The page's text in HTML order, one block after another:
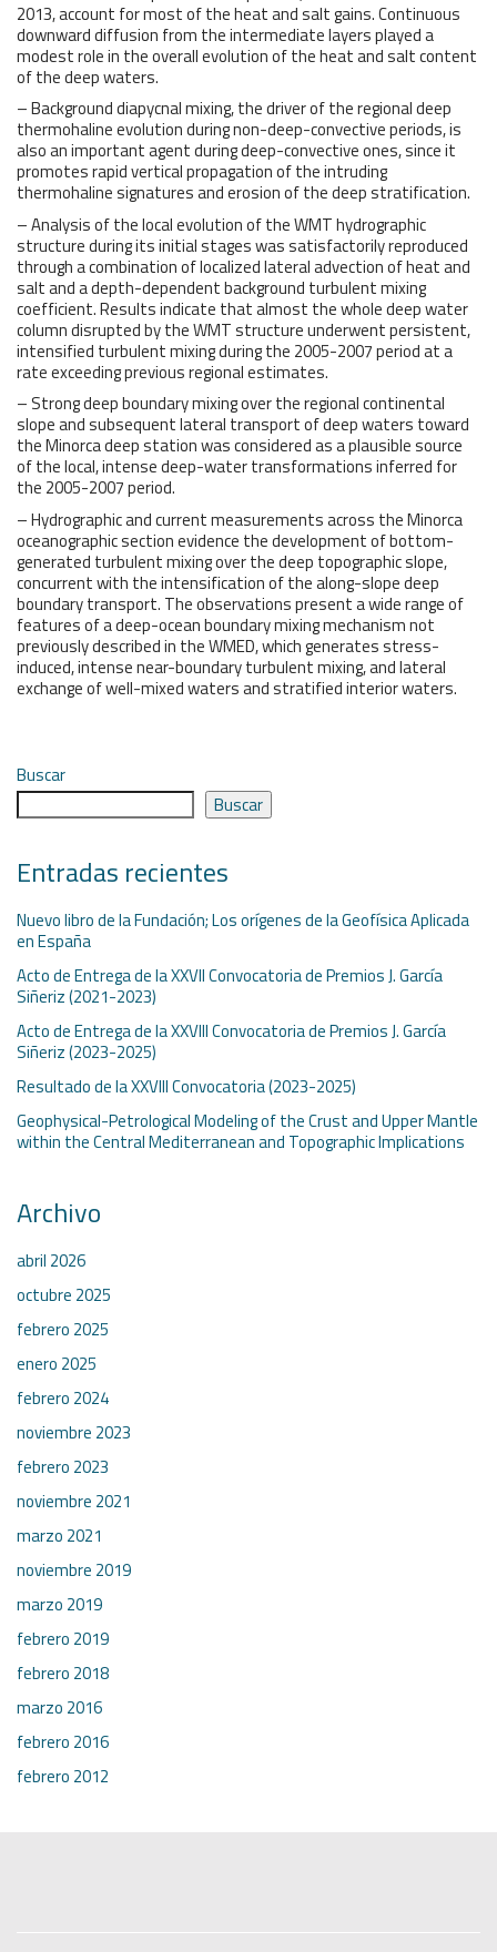
2013, account for most of the heat and salt gains. Continuous
downward diffusion from the intermediate layers played a
modest role in the overall evolution of the heat and salt content
of the deep waters.
– Background diapycnal mixing, the driver of the regional deep
thermohaline evolution during non-deep-convective periods, is
also an important agent during deep-convective ones, since it
promotes rapid vertical propagation of the intruding
thermohaline signatures and erosion of the deep stratification.
– Analysis of the local evolution of the WMT hydrographic
structure during its initial stages was satisfactorily reproduced
through a combination of localized lateral advection of heat and
salt and a depth-dependent background turbulent mixing
coefficient. Results indicate that almost the whole deep water
column disrupted by the WMT structure underwent persistent,
intensified turbulent mixing during the 2005-2007 period at a
rate exceeding previous regional estimates.
– Strong deep boundary mixing over the regional continental
slope and subsequent lateral transport of deep waters toward
the Minorca deep station was considered as a plausible source
of the local, intense deep-water transformations inferred for
the 2005-2007 period.
– Hydrographic and current measurements across the Minorca
oceanographic section evidence the development of bottom-
generated turbulent mixing over the deep topographic slope,
concurrent with the intensification of the along-slope deep
boundary transport. The observations present a wide range of
features of a deep-ocean boundary mixing mechanism not
previously described in the WMED, which generates stress-
induced, intense near-boundary turbulent mixing, and lateral
exchange of well-mixed waters and stratified interior waters.
Buscar
Buscar
Entradas recientes
Nuevo libro de la Fundación; Los orígenes de la Geofísica Aplicada
en España
Acto de Entrega de la XXVII Convocatoria de Premios J. García
Siñeriz (2021-2023)
Acto de Entrega de la XXVIII Convocatoria de Premios J. García
Siñeriz (2023-2025)
Resultado de la XXVIII Convocatoria (2023-2025)
Geophysical-Petrological Modeling of the Crust and Upper Mantle
within the Central Mediterranean and Topographic Implications
Archivo
abril 2026
octubre 2025
febrero 2025
enero 2025
febrero 2024
noviembre 2023
febrero 2023
noviembre 2021
marzo 2021
noviembre 2019
marzo 2019
febrero 2019
febrero 2018
marzo 2016
febrero 2016
febrero 2012